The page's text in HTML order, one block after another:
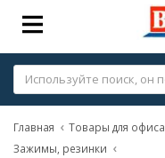
Главная Товары для офиса
Зажимы, резинки